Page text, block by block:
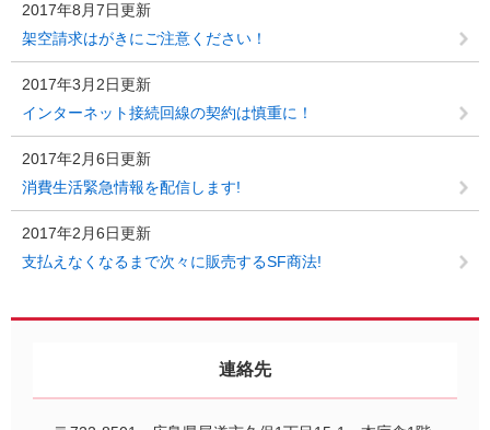
2017年8月7日更新
架空請求はがきにご注意ください！
2017年3月2日更新
インターネット接続回線の契約は慎重に！
2017年2月6日更新
消費生活緊急情報を配信します!
2017年2月6日更新
支払えなくなるまで次々に販売するSF商法!
連絡先